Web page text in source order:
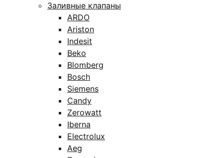
Заливные клапаны
ARDO
Ariston
Indesit
Beko
Blomberg
Bosch
Siemens
Candy
Zerowatt
Iberna
Electrolux
Aeg